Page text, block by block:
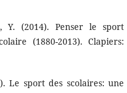
Y. (2014). Penser le sport
(1880-2013). Clapiers:
Le sport des scolaires: une